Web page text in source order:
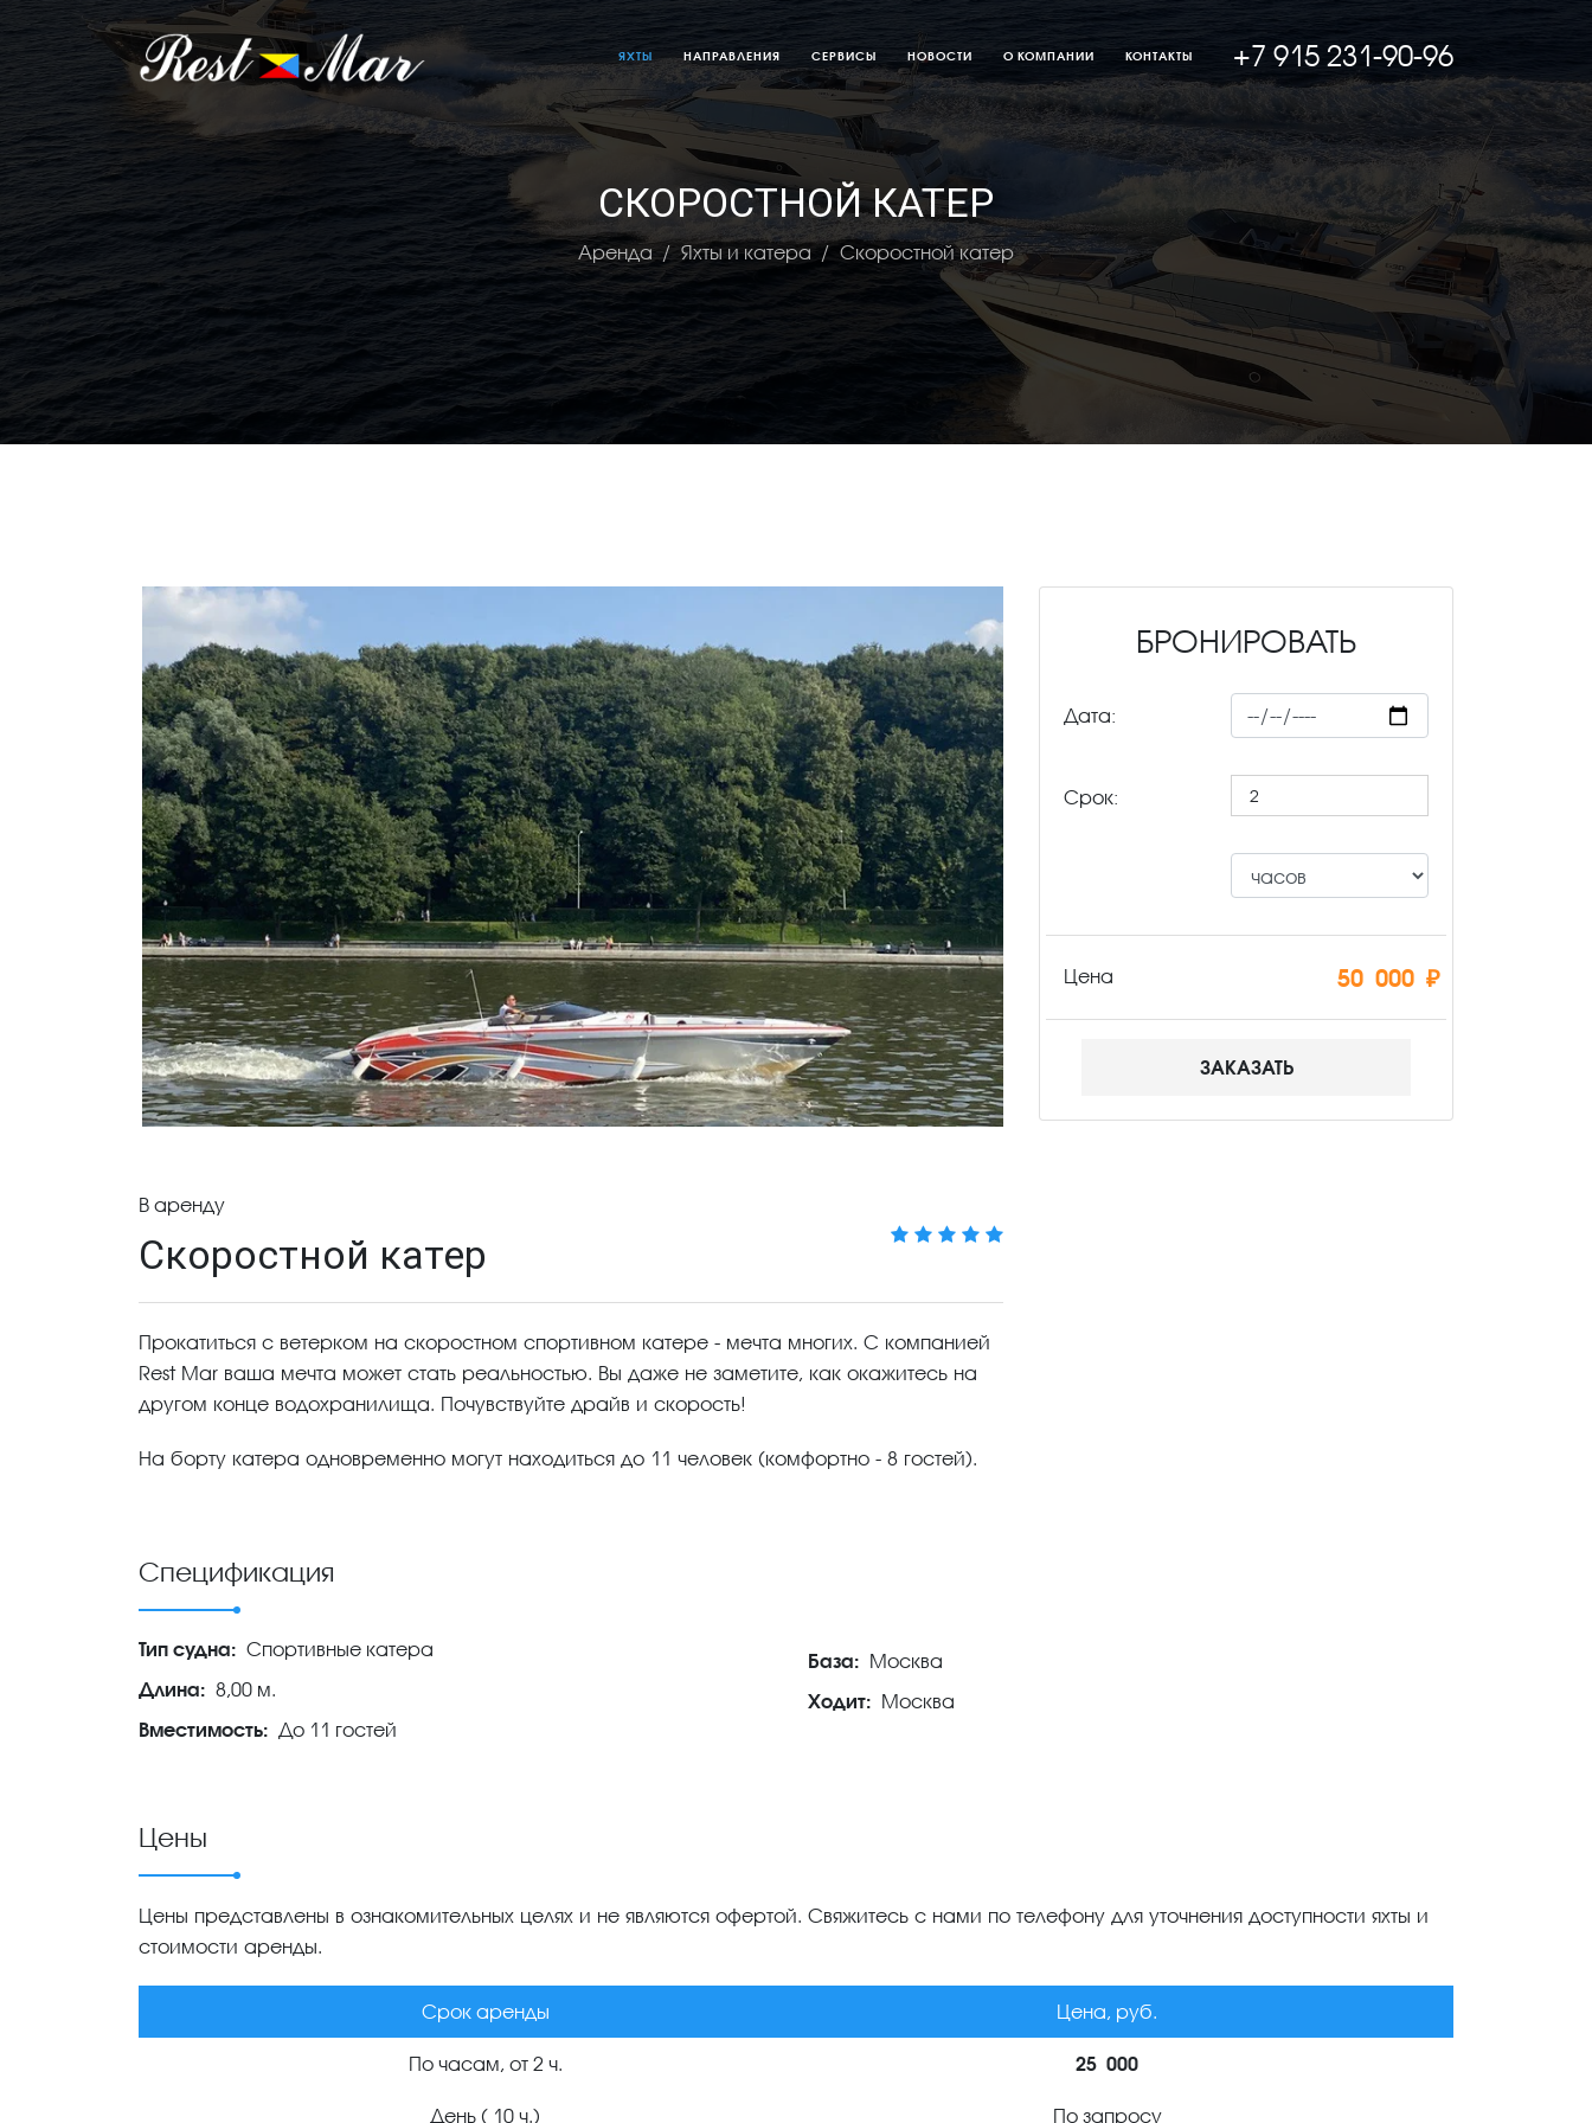
ЯХТЫ НАПРАВЛЕНИЯ СЕРВИСЫ НОВОСТИ О КОМПАНИИ КОНТАКТЫ +7 915 231-90-96
СКОРОСТНОЙ КАТЕР
Аренда Яхты и катера Скоростной катер
В аренду
Скоростной катер
Прокатиться с ветерком на скоростном спортивном катере - мечта многих. С компанией
Rest Mar ваша мечта может стать реальностью. Вы даже не заметите, как окажитесь на
другом конце водохранилища. Почувствуйте драйв и скорость!
На борту катера одновременно могут находиться до 11 человек (комфортно - 8 гостей).
БРОНИРОВАТЬ
Дата:
Срок:
Цена 50 000 ₽
ЗАКАЗАТЬ
Спецификация
Тип судна: Спортивные катера
Длина: 8,00 м.
Вместимость: До 11 гостей
База: Москва
Ходит: Москва
Цены
Цены представлены в ознакомительных целях и не являются офертой. Свяжитесь с нами по телефону для уточнения доступности яхты и
стоимости аренды.
Срок аренды Цена, руб.
По часам, от 2 ч. 25 000
День ( 10 ч.) По запросу